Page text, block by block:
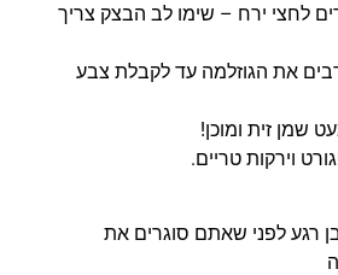
לחצי ירח – שימו לב הבצק צריך
את הגוזלמה עד לקבלת צבע
שמן זית ומוכן!
וירקות טריים.
רגע לפני שאתם סוגרים את